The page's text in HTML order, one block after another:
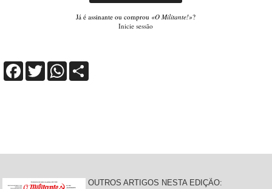
Já é assinante ou comprou «O Militante!»?
Inicie sessão
FacebookTwitterWhatsApp
OUTROS ARTIGOS NESTA EDIÇÃO: